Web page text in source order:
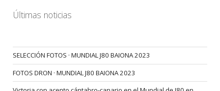
Últimas noticias
SELECCIÓN FOTOS · MUNDIAL J80 BAIONA 2023
FOTOS DRON · MUNDIAL J80 BAIONA 2023